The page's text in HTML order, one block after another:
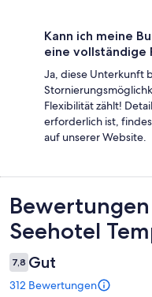
Kann ich meine
eine vollständige
Ja, diese Unterkunft
Flexibilität zählt!
erforderlich ist,
auf unserer Website.
Bewertungen
Seehotel
7,8 Gut
312 Bewertungen